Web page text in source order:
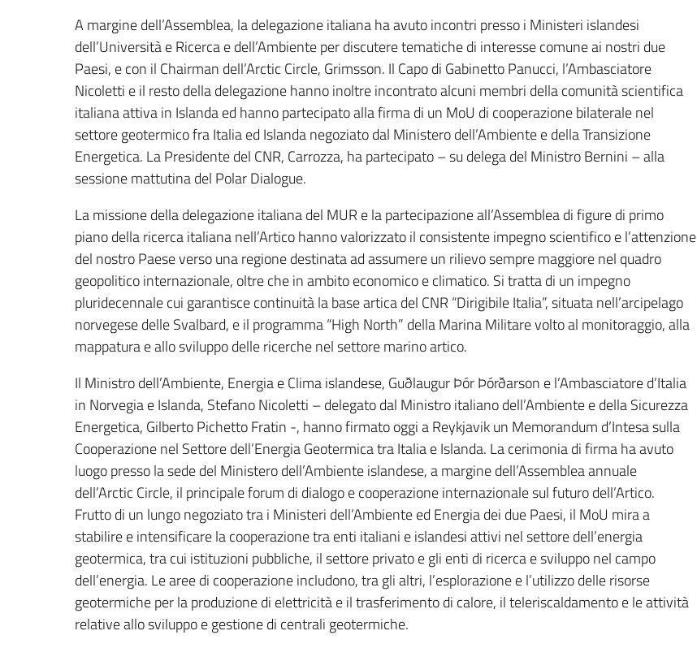
A margine dell’Assemblea, la delegazione italiana ha avuto incontri presso i Ministeri islandesi
dell’Università e Ricerca e dell’Ambiente per discutere tematiche di interesse comune ai nostri due
Paesi, e con il Chairman dell’Arctic Circle, Grimsson. Il Capo di Gabinetto Panucci, l’Ambasciatore
Nicoletti e il resto della delegazione hanno inoltre incontrato alcuni membri della comunità scientifica
italiana attiva in Islanda ed hanno partecipato alla firma di un MoU di cooperazione bilaterale nel
settore geotermico fra Italia ed Islanda negoziato dal Ministero dell’Ambiente e della Transizione
Energetica. La Presidente del CNR, Carrozza, ha partecipato – su delega del Ministro Bernini – alla
sessione mattutina del Polar Dialogue.
La missione della delegazione italiana del MUR e la partecipazione all’Assemblea di figure di primo
piano della ricerca italiana nell’Artico hanno valorizzato il consistente impegno scientifico e l’attenzione
del nostro Paese verso una regione destinata ad assumere un rilievo sempre maggiore nel quadro
geopolitico internazionale, oltre che in ambito economico e climatico. Si tratta di un impegno
pluridecennale cui garantisce continuità la base artica del CNR “Dirigibile Italia”, situata nell’arcipelago
norvegese delle Svalbard, e il programma “High North” della Marina Militare volto al monitoraggio, alla
mappatura e allo sviluppo delle ricerche nel settore marino artico.
Il Ministro dell’Ambiente, Energia e Clima islandese, Guðlaugur Þór Þórðarson e l’Ambasciatore d’Italia
in Norvegia e Islanda, Stefano Nicoletti – delegato dal Ministro italiano dell’Ambiente e della Sicurezza
Energetica, Gilberto Pichetto Fratin -, hanno firmato oggi a Reykjavik un Memorandum d’Intesa sulla
Cooperazione nel Settore dell’Energia Geotermica tra Italia e Islanda. La cerimonia di firma ha avuto
luogo presso la sede del Ministero dell’Ambiente islandese, a margine dell’Assemblea annuale
dell’Arctic Circle, il principale forum di dialogo e cooperazione internazionale sul futuro dell’Artico.
Frutto di un lungo negoziato tra i Ministeri dell’Ambiente ed Energia dei due Paesi, il MoU mira a
stabilire e intensificare la cooperazione tra enti italiani e islandesi attivi nel settore dell’energia
geotermica, tra cui istituzioni pubbliche, il settore privato e gli enti di ricerca e sviluppo nel campo
dell’energia. Le aree di cooperazione includono, tra gli altri, l’esplorazione e l’utilizzo delle risorse
geotermiche per la produzione di elettricità e il trasferimento di calore, il teleriscaldamento e le attività
relative allo sviluppo e gestione di centrali geotermiche.